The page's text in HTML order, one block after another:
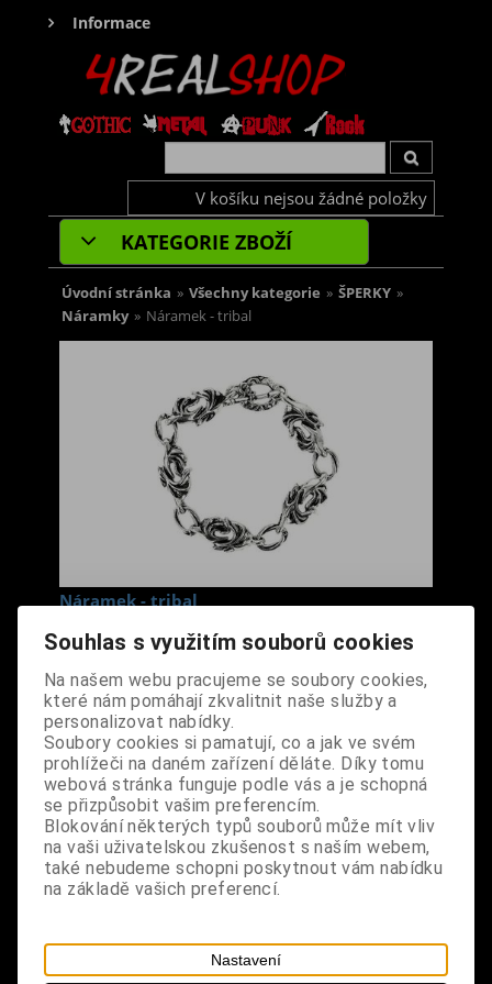
Informace
V košíku nejsou žádné položky
KATEGORIE ZBOŽÍ
Úvodní stránka » Všechny kategorie » ŠPERKY »
Náramky » Náramek - tribal
Náramek - tribal
Cena s DPH: 290 Kč
Dodání dny:skladem
ks
Koupit
Tabulky velikostí: zde
Výrobce:import DE
Katalogové číslo: DOMBNARBPUS7243
Záruka (měsíců):24
Dotaz na výrobek
Tisk
design: náramek s tribal ornamenty, zapínání na
Souhlas s využitím souborů cookies
Na našem webu pracujeme se soubory cookies,
které nám pomáhají zkvalitnit naše služby a
personalizovat nabídky.
Soubory cookies si pamatují, co a jak ve svém
prohlížeči na daném zařízení děláte. Díky tomu
webová stránka funguje podle vás a je schopná
se přizpůsobit vašim preferencím.
Blokování některých typů souborů může mít vliv
na vaši uživatelskou zkušenost s naším webem,
také nebudeme schopni poskytnout vám nabídku
na základě vašich preferencí.
Nastavení